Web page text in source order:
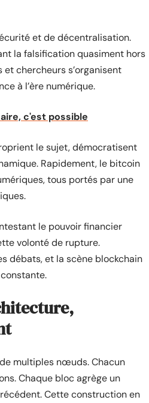
et de décentralisation.
la falsification quasiment hors
chercheurs s’organisent
à l’ère numérique.
c'est possible
le sujet, démocratisent
Rapidement, le bitcoin
tous portés par une
le pouvoir financier
volonté de rupture.
débats, et la scène blockchain
multiples nœuds. Chacun
Chaque bloc agrège un
Cette construction en